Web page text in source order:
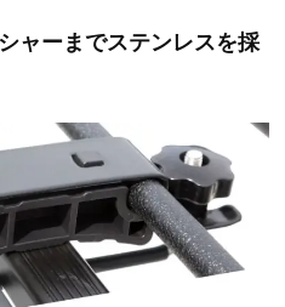
ャーまでステンレスを採